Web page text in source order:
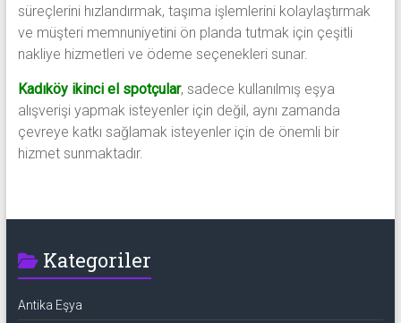
süreçlerini hızlandırmak, taşıma işlemlerini kolaylaştırmak
ve müşteri memnuniyetini ön planda tutmak için çeşitli
nakliye hizmetleri ve ödeme seçenekleri sunar.
Kadıköy ikinci el spotçular, sadece kullanılmış eşya
alışverişi yapmak isteyenler için değil, aynı zamanda
çevreye katkı sağlamak isteyenler için de önemli bir
hizmet sunmaktadır.
Kategoriler
Antika Eşya